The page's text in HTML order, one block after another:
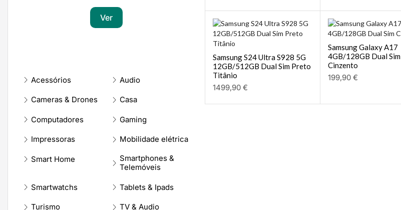
Ver
Acessórios Audio
Cameras & Drones Casa
Computadores Gaming
Impressoras Mobilidade elétrica
Smart Home
Smartphones &
Telemóveis
Smartwatchs Tablets & Ipads
Turismo TV & Audio
Samsung S24 Ultra S928 5G
12GB/512GB Dual Sim Preto
Titânio
1499,90€
Samsung Galaxy A17
4GB/128GB Dual Sim
Cinzento
199,90 €